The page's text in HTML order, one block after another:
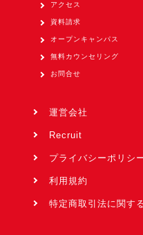
アクセス
資料請求
オープンキャンパス
無料カウンセリング
お問合せ
運営会社
Recruit
プライバシーポリシ
利用規約
特定商取引法に関す